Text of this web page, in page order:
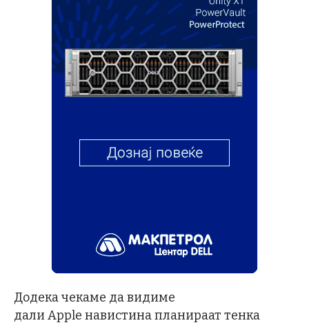
Додека чекаме да видиме
дали Apple навистина планираат тенка